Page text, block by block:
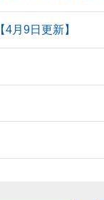
月9日更新】